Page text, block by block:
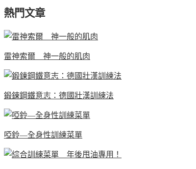
熱門文章
雷神索爾 神一般的肌肉
鍛鍊鋼鐵意志：德國壯漢訓練法
啞鈴—全身性訓練菜單